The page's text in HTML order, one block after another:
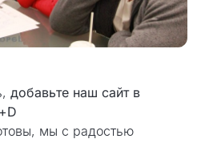
добавьте наш сайт в
мы с радостью